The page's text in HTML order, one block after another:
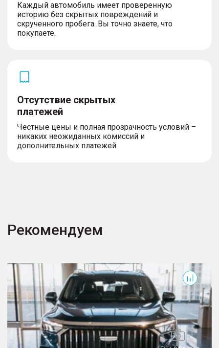
Каждый автомобиль имеет проверенную
историю без скрытых повреждений и
скрученного пробега. Вы точно знаете, что
покупаете.
Отсутствие скрытых
платежей
Честные цены и полная прозрачность условий –
никаких неожиданных комиссий и
дополнительных платежей.
Рекомендуем
Okavango